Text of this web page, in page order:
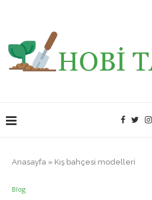
Anasayfa » Kış bahçesi modelleri
Blog